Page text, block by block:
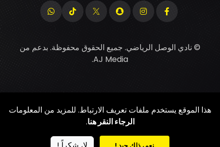
© نادي الوصل الرياضي. جميع الحقوق محفوظة. بدعم من
AJ Media
.
هذا الموقع يستخدم ملفات تعريف الارتباط. للمزيد من المعلومات
الرجاء النقر هنا.